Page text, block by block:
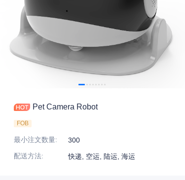
Pet Camera Robot
FOB
最小注文数量:
300
配送方法: 快递, 空运, 陆运, 海运